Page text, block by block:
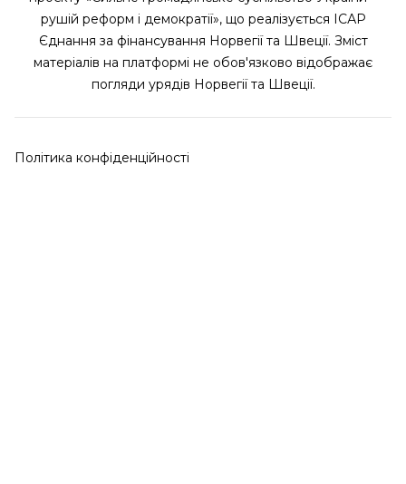
рушій реформ і демократії», що реалізується ІСАР
Єднання за фінансування Норвегії та Швеції. Зміст
матеріалів на платформі не обов'язково відображає
погляди урядів Норвегії та Швеції.
Політика конфіденційності